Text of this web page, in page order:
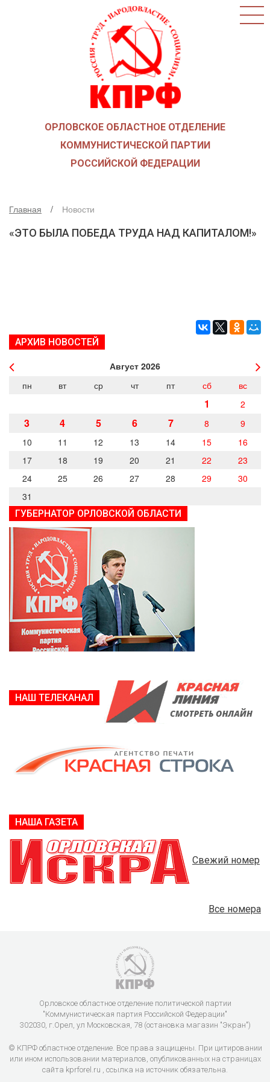
КАК ВСТУПИТЬ В КПРФ
ОБЩЕСТВЕННЫЕ ОРГАНИЗАЦИИ
СОЮЗ СОВЕТСКИХ ОФИЦЕРОВ В ПОДДЕРЖКУ
АРМИИ И ФЛОТА
ОРЛОВСКИЙ ОБЛАСТНОЙ СОВЕТ
МЕСТНЫЕ ОТДЕЛЕНИЯ
г. Орел, ул. Ковальская, д. 5
8 (4862) 22-33-44
ОРЛОВСКОЕ ОБЛАСТНОЕ ОТДЕЛЕНИЕ
КОММУНИСТИЧЕСКОЙ ПАРТИИ
РОССИЙСКОЙ ФЕДЕРАЦИИ
Главная Новости
«ЭТО БЫЛА ПОБЕДА ТРУДА НАД КАПИТАЛОМ!»
АРХИВ НОВОСТЕЙ
Август 2026
пн
вт ср чт пт сб вс
1 2
3 4 5 6 7 8
9
10
11 12 13 14 15
16
17
18 19 20 21 22
23
24
25 26 27 28 29
30
31
ГУБЕРНАТОР ОРЛОВСКОЙ ОБЛАСТИ
НАШ ТЕЛЕКАНАЛ
НАША ГАЗЕТА
Свежий номер
Все номера
Орловское областное отделение политической партии
"Коммунистическая партия Российской Федерации"
302030, г.Орел, ул Московская, 78 (остановка магазин "Экран")
© КПРФ областное отделение. Все права защищены. При цитировании
или ином использовании материалов, опубликованных на страницах
сайта kprforel.ru , ссылка на источник обязательна.